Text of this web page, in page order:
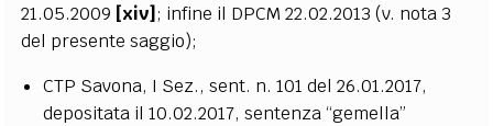
21.05.2009 [xiv]; infine il DPCM 22.02.2013 (v. nota 3
del presente saggio);
CTP Savona, I Sez., sent. n. 101 del 26.01.2017,
depositata il 10.02.2017, sentenza “gemella”